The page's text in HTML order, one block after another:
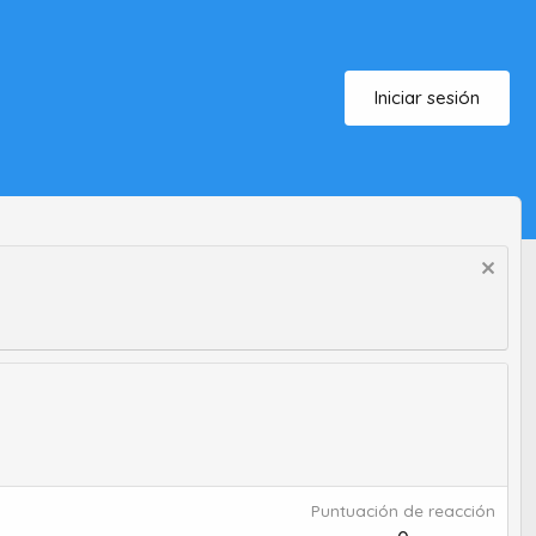
Iniciar sesión
Puntuación de reacción